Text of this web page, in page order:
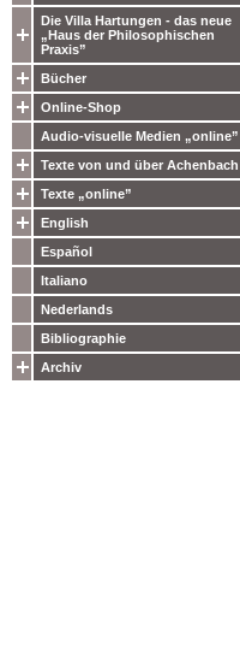
Die Villa Hartungen - das neue
„Haus der Philosophischen
Praxis”
Bücher
Online-Shop
Audio-visuelle Medien „online”
Texte von und über Achenbach
Texte „online”
English
Español
Italiano
Nederlands
Bibliographie
Archiv